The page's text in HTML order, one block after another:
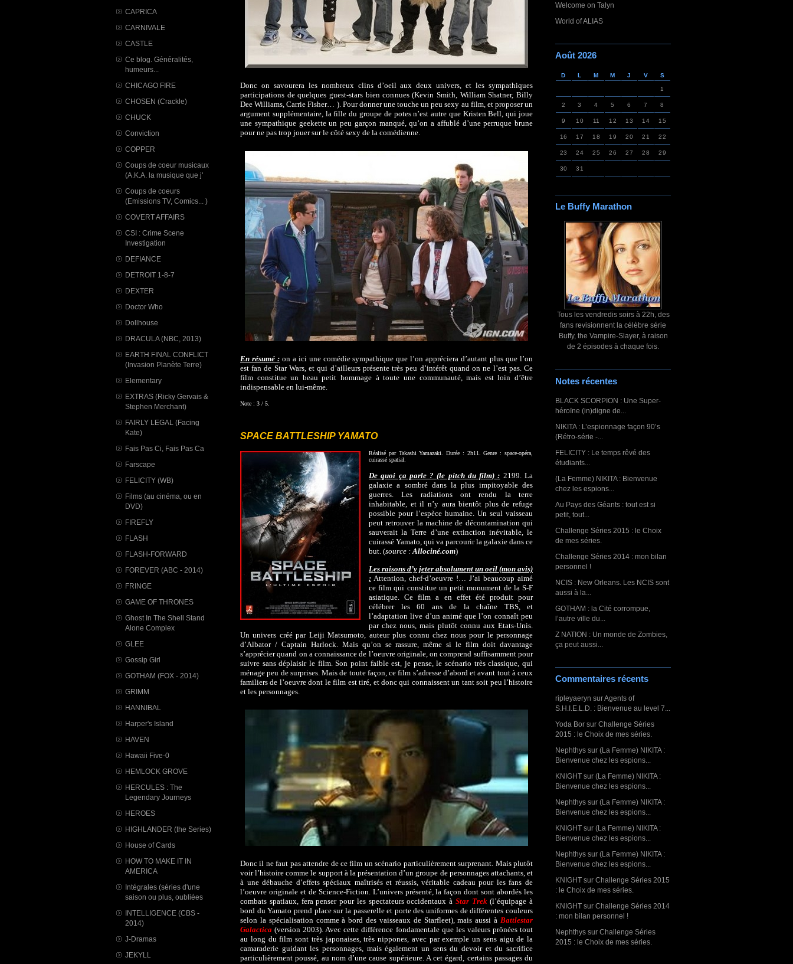
CAPRICA
CARNIVALE
CASTLE
Ce blog. Généralités,
humeurs...
CHICAGO FIRE
CHOSEN (Crackle)
CHUCK
Conviction
COPPER
Coups de coeur musicaux
(A.K.A. la musique que j'
Coups de coeurs
(Emissions TV, Comics... )
COVERT AFFAIRS
CSI : Crime Scene
Investigation
DEFIANCE
DETROIT 1-8-7
DEXTER
Doctor Who
Dollhouse
DRACULA (NBC, 2013)
EARTH FINAL CONFLICT
(Invasion Planète Terre)
Elementary
EXTRAS (Ricky Gervais &
Stephen Merchant)
FAIRLY LEGAL (Facing
Kate)
Fais Pas Ci, Fais Pas Ca
Farscape
FELICITY (WB)
Films (au cinéma, ou en
DVD)
FIREFLY
FLASH
FLASH-FORWARD
FOREVER (ABC - 2014)
FRINGE
GAME OF THRONES
Ghost In The Shell Stand
Alone Complex
GLEE
Gossip Girl
GOTHAM (FOX - 2014)
GRIMM
HANNIBAL
Harper's Island
HAVEN
Hawaii Five-0
HEMLOCK GROVE
HERCULES : The
Legendary Journeys
HEROES
HIGHLANDER (the Series)
House of Cards
HOW TO MAKE IT IN
AMERICA
Intégrales (séries d'une
saison ou plus, oubliées
INTELLIGENCE (CBS -
2014)
J-Dramas
JEKYLL
Welcome on Talyn
World of ALIAS
Août 2026
D L M M J V S
1
2 3 4 5 6 7 8
9 10 11 12 13 14 15
16 17 18 19 20 21 22
23 24 25 26 27 28 29
30 31
Le Buffy Marathon
Tous les vendredis soirs à 22h, des
fans revisionnent la célèbre série
Buffy, the Vampire-Slayer, à raison
de 2 épisodes à chaque fois.
Notes récentes
BLACK SCORPION : Une Super-
héroïne (in)digne de...
NIKITA : L’espionnage façon 90’s
(Rétro-série -...
FELICITY : Le temps rêvé des
étudiants...
(La Femme) NIKITA : Bienvenue
chez les espions...
Au Pays des Géants : tout est si
petit, tout...
Challenge Séries 2015 : le Choix
de mes séries.
Challenge Séries 2014 : mon bilan
personnel !
NCIS : New Orleans. Les NCIS sont
aussi à la...
GOTHAM : la Cité corrompue,
l’autre ville du...
Z NATION : Un monde de Zombies,
ça peut aussi...
Commentaires récents
ripleyaeryn surAgents of
S.H.I.E.L.D. : Bienvenue au level 7...
Yoda Bor sur Challenge Séries
2015 : le Choix de mes séries.
Nephthys sur (La Femme) NIKITA :
Bienvenue chez les espions...
KNIGHT sur (La Femme) NIKITA :
Bienvenue chez les espions...
Nephthys sur (La Femme) NIKITA :
Bienvenue chez les espions...
KNIGHT sur (La Femme) NIKITA :
Bienvenue chez les espions...
Nephthys sur (La Femme) NIKITA :
Bienvenue chez les espions...
KNIGHT sur Challenge Séries 2015
: le Choix de mes séries.
KNIGHT sur Challenge Séries 2014
: mon bilan personnel !
Nephthys sur Challenge Séries
2015 : le Choix de mes séries.
Donc on savourera les nombreux clins d’oeil aux deux univers, et les sympathiques
participations de quelques guest-stars bien connues (Kevin Smith, William Shatner, Billy
Dee Williams, Carrie Fisher… ). Pour donner une touche un peu sexy au film, et proposer un
argument supplémentaire, la fille du groupe de potes n’est autre que Kristen Bell, qui joue
une sympathique geekette un peu garçon manqué, qu’on a affublé d’une perruque brune
pour ne pas trop jouer sur le côté sexy de la comédienne.
En résumé :on a ici une comédie sympathique que l’on appréciera d’autant plus que l’on
est fan de Star Wars, et qui d’ailleurs présente très peu d’intérêt quand on ne l’est pas. Ce
film constitue un beau petit hommage à toute une communauté, mais est loin d’être
indispensable en lui-même.
Note : 3 / 5.
SPACE BATTLESHIP YAMATO
Réalisé par Takashi Yamazaki. Durée : 2h11. Genre : space-opéra,
cuirassé spatial.
De quoi ça parle ? (le pitch du film) : 2199. La
galaxie a sombré dans la plus impitoyable des
guerres. Les radiations ont rendu la terre
inhabitable, et il n’y aura bientôt plus de refuge
possible pour l’espèce humaine. Un seul vaisseau
peut retrouver la machine de décontamination qui
sauverait la Terre d’une extinction inévitable, le
cuirassé Yamato, qui va parcourir la galaxie dans ce
but. (source : Allociné.com)
Les raisons d’y jeter absolument un oeil (mon avis)
: Attention, chef-d’oeuvre !… J’ai beaucoup aimé
ce film qui constitue un petit monument de la S-F
asiatique. Ce film a en effet été produit pour
célébrer les 60 ans de la chaîne TBS, et
l’adaptation live d’un animé que l’on connaît peu
par chez nous, mais plutôt connu aux Etats-Unis.
Un univers créé par Leiji Matsumoto, auteur plus connu chez nous pour le personnage
d’Albator / Captain Harlock. Mais qu’on se rassure, même si le film doit davantage
s’apprécier quand on a connaissance de l’oeuvre originale, on comprend suffisamment pour
suivre sans déplaisir le film. Son point faible est, je pense, le scénario très classique, qui
ménage peu de surprises. Mais de toute façon, ce film s’adresse d’abord et avant tout à ceux
familiers de l’oeuvre dont le film est tiré, et donc qui connaissent un tant soit peu l’histoire
et les personnages.
Donc il ne faut pas attendre de ce film un scénario particulièrement surprenant. Mais plutôt
voir l’histoire comme le support à la présentation d’un groupe de personnages attachants, et
à une débauche d’effets spéciaux maîtrisés et réussis, véritable cadeau pour les fans de
l’oeuvre originale et de Science-Fiction. L’univers présenté, la façon dont sont abordés les
combats spatiaux, fera penser pour les spectateurs occidentaux à Star Trek(l’équipage à
bord du Yamato prend place sur la passerelle et porte des uniformes de différentes couleurs
selon la spécialisation comme à bord des vaisseaux de Starfleet), mais aussi à Battlestar
Galactica (version 2003). Avec cette différence fondamentale que les valeurs prônées tout
au long du film sont très japonaises, très nippones, avec par exemple un sens aigu de la
camaraderie guidant les personnages, mais également un sens du devoir et du sacrifice
particulièrement poussé, au nom d’une cause supérieure. A cet égard, certains passages du